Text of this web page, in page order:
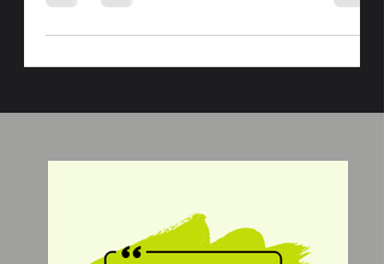
향을 미친다. 고수익여성알바 노래 실력은
필수 조건이 아니며, 분위기를 맞춰주는 정
도면 충분한 경우가 대부분이다. 강남은 국
랑하는 지역으로, 고수익 여성알바를 찾는
기대할 수 있어 대표적인 고수익 알바로 알
려져 있다. 주 고객층이 직장인, 사업가, 외